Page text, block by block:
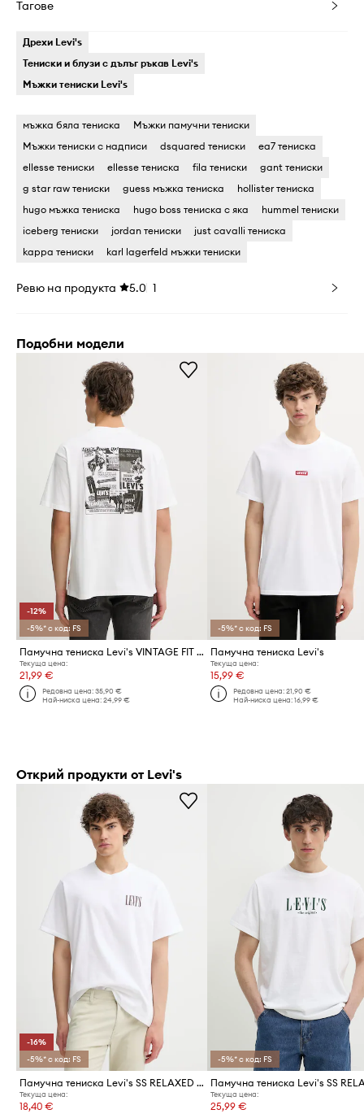
Тагове
Дрехи Levi's
Тениски и блузи с дълъг ръкав Levi's
Мъжки тениски Levi's
мъжка бяла тениска
Мъжки памучни тениски
Мъжки тениски с надписи
dsquared тениски
ea7 тениска
ellesse тениски
ellesse тениска fila тениски
gant тениски
g star raw тениски
guess мъжка тениска
hollister тениска
hugo мъжка тениска
hugo boss тениска с яка
hummel тениски
iceberg тениски
jordan тениски
just cavalli тениска
kappa тениски
karl lagerfeld мъжки тениски
Ревю на продукта 5.0 1
Подобни модели
-12%
-5%* с код: FS
Памучна тениска Levi's VINTAGE FIT GRAPHIC
Текуща цена:
21,99 €
Редовна цена:35,90 €
Най-ниска цена:24,99 €
-5%* с код: FS
Памучна тениска Levi's
Текуща цена:
15,99 €
Редовна цена: 21,90 €
Най-ниска цена: 16,99 €
Открий продукти от Levi's
-16%
-5%* с код: FS
Памучна тениска Levi's SS RELAXED FIT TEE
Текуща цена:
18,40 €
-5%* с код: FS
Текуща цена:
25,99 €